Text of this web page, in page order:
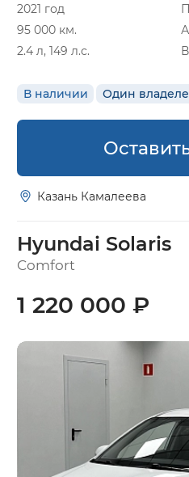
2021 год
95 000 км.
2.4 л, 149 л.с.
В наличии Один
Казань Камалеева
Hyundai Solaris
Comfort
1 220 000 ₽